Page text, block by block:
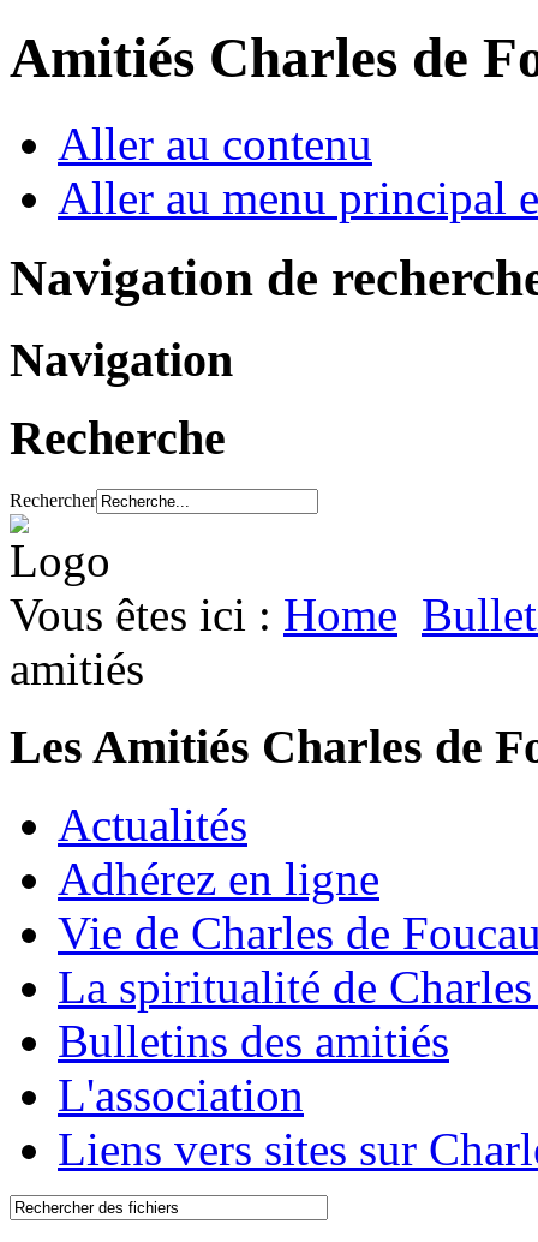
Amitiés Charles de
Aller au contenu
Aller au menu principal
Navigation de
Navigation
Recherche
Rechercher
Vous êtes ici : Home
amitiés
Les Amitiés Charles de
Actualités
Adhérez en ligne
Vie de Charles de
La spiritualité de
Bulletins des amitiés
L'association
Liens vers sites sur